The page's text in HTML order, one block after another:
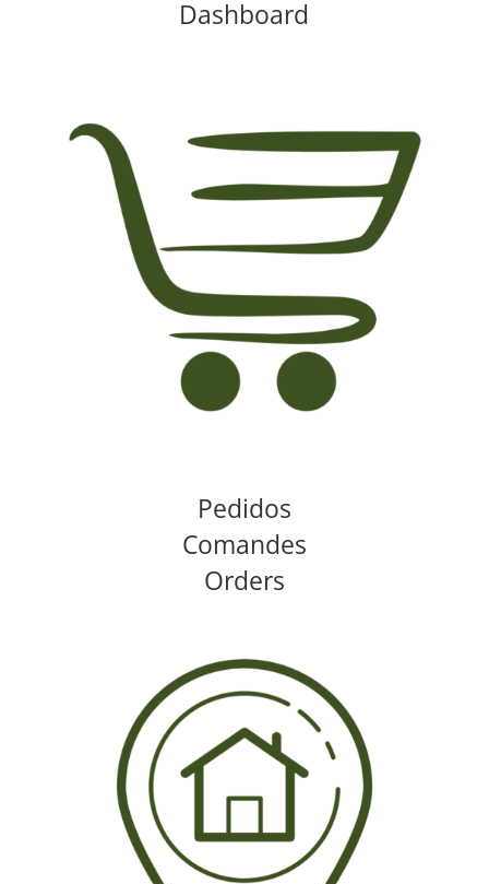
Dashboard
Pedidos
Comandes
Orders